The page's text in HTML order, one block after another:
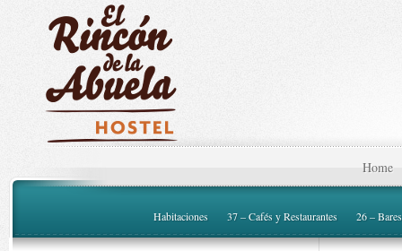
Home
Habitaciones 37 – Cafés y Restaurantes 26 –